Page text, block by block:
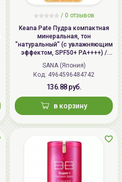
/ 0 отзывов
Keana Pate Пудра компактная
минеральная, тон
"натуральный" (с увлажняющим
эффектом, SPF50+ PA++++) /
SANA PORE PUTTY BB Mineral
Powder
SANA (Япония)
Код: 4964596484742
136.88 руб.
в корзину